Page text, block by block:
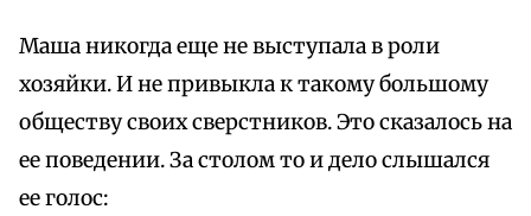
Маша никогда еще не выступала в роли
хозяйки. И не привыкла к такому большому
обществу своих сверстников. Это сказалось на
ее поведении. За столом то и дело слышался
ее голос: